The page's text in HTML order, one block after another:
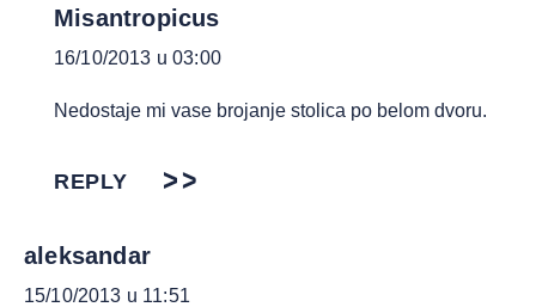
Misantropicus
16/10/2013 u 03:00
Nedostaje mi vase brojanje stolica po belom dvoru.
REPLY
aleksandar
15/10/2013 u 11:51